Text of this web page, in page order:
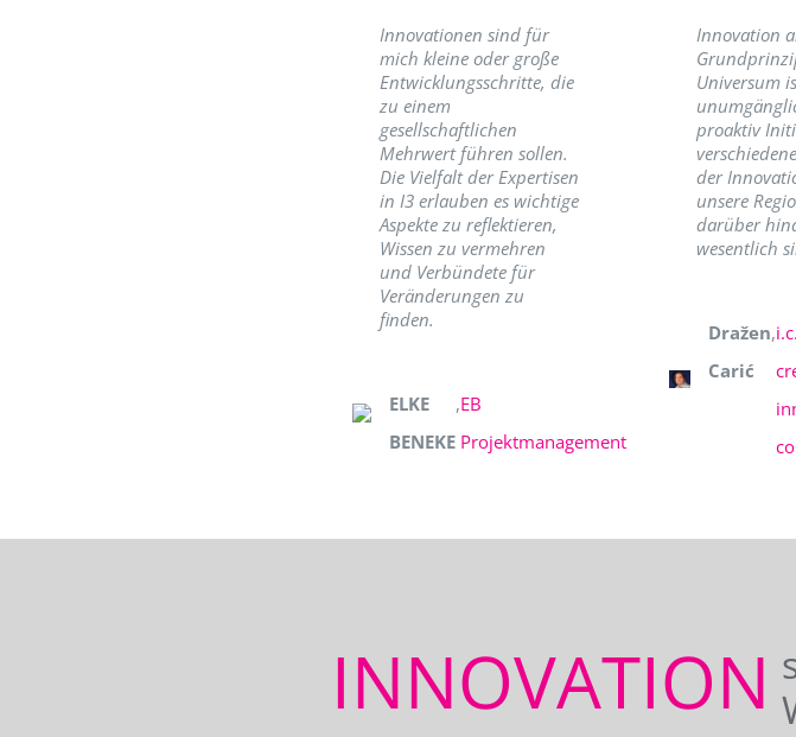
Innovationen sind für
mich kleine oder große
Entwicklungsschritte, die
zu einem
gesellschaftlichen
Mehrwert führen sollen.
Die Vielfalt der Expertisen
in I3 erlauben es wichtige
Aspekte zu reflektieren,
Wissen zu vermehren
und Verbündete für
Veränderungen zu
finden.
ELKE
BENEKE
,EB
Projektmanagement
Innovation
Universum
proaktiv
der
unsere
darüber
wesentlich
Dražen
Carić
,
INNOVATION